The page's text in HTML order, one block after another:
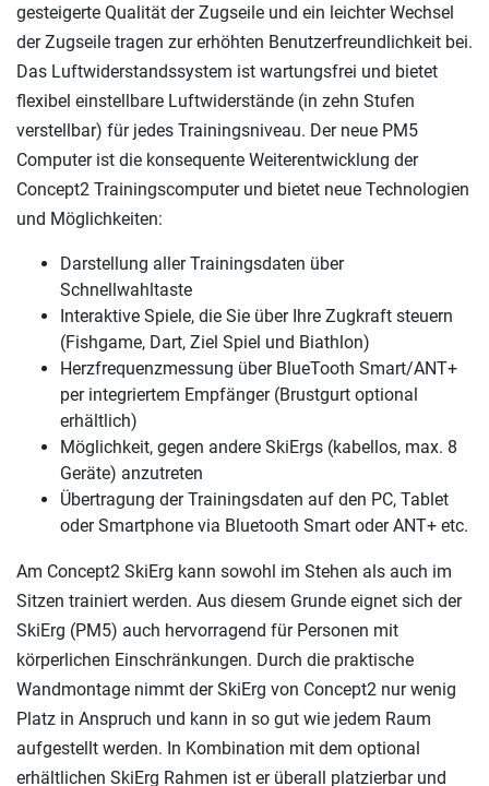
gesteigerte Qualität der Zugseile und ein leichter Wechsel
der Zugseile tragen zur erhöhten Benutzerfreundlichkeit bei.
Das Luftwiderstandssystem ist wartungsfrei und bietet
flexibel einstellbare Luftwiderstände (in zehn Stufen
verstellbar) für jedes Trainingsniveau. Der neue PM5
Computer ist die konsequente Weiterentwicklung der
Concept2 Trainingscomputer und bietet neue Technologien
und Möglichkeiten:
Darstellung aller Trainingsdaten über
Schnellwahltaste
Interaktive Spiele, die Sie über Ihre Zugkraft steuern
(Fishgame, Dart, Ziel Spiel und Biathlon)
Herzfrequenzmessung über BlueTooth Smart/ANT+
per integriertem Empfänger (Brustgurt optional
erhältlich)
Möglichkeit, gegen andere SkiErgs (kabellos, max. 8
Geräte) anzutreten
Übertragung der Trainingsdaten auf den PC, Tablet
oder Smartphone via Bluetooth Smart oder ANT+ etc.
Am Concept2 SkiErg kann sowohl im Stehen als auch im
Sitzen trainiert werden. Aus diesem Grunde eignet sich der
SkiErg (PM5) auch hervorragend für Personen mit
körperlichen Einschränkungen. Durch die praktische
Wandmontage nimmt der SkiErg von Concept2 nur wenig
Platz in Anspruch und kann in so gut wie jedem Raum
aufgestellt werden. In Kombination mit dem optional
erhältlichen SkiErg Rahmen ist er überall platzierbar und